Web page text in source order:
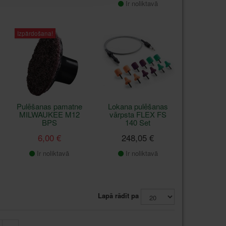
Ir noliktavā
Izpārdošana!
Pulēšanas pamatne
MILWAUKEE M12
BPS
6,00 €
Ir noliktavā
Lokana pulēšanas
vārpsta FLEX FS
140 Set
248,05 €
Ir noliktavā
Lapā rādīt pa